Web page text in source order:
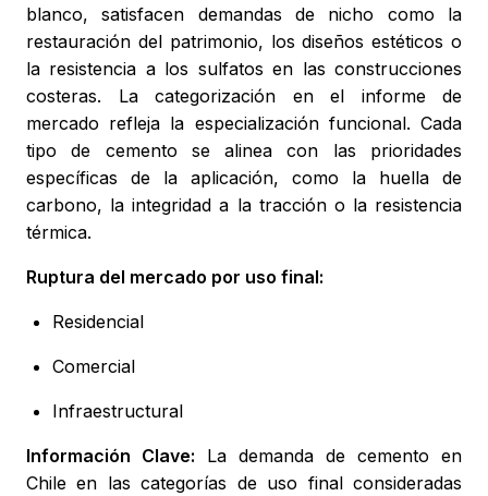
blanco, satisfacen demandas de nicho como la
restauración del patrimonio, los diseños estéticos o
la resistencia a los sulfatos en las construcciones
costeras. La categorización en el informe de
mercado refleja la especialización funcional. Cada
tipo de cemento se alinea con las prioridades
específicas de la aplicación, como la huella de
carbono, la integridad a la tracción o la resistencia
térmica.
Ruptura del mercado por uso final:
Residencial
Comercial
Infraestructural
Información Clave: La demanda de cemento en
Chile en las categorías de uso final consideradas